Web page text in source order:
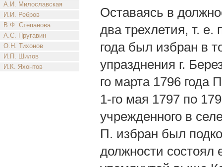
А.И. Милославская
И.И. Ребров
В.Ф. Степанова
А.С. Пругавин
О.Н. Тихонов
И.П. Шилов
И.К. Яхонтов
Оставаясь в
два трехлетия, т. е.
года был избран в
упразднения г.
го марта 1796 года
1-го мая 1797 по
учрежденного в
П. избран был
должности состоял